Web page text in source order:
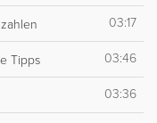
03:17
Tipps 03:46
03:36